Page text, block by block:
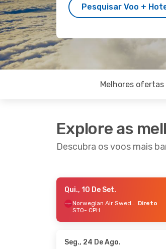
Pesquisar Voo +
Melhores ofertas
Explore as
Descubra os voos mais
- Qui., 3 De Set.
Norwegian Air Sweden Direto
Qui., 10 De Set.
Norwegian Air Sweden Direto
STO- CPH
Seg., 24 De Ago.